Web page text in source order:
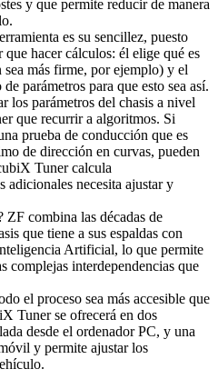
y que permite reducir de manera
es su sencillez, puesto
hacer cálculos: él elige qué es
más firme, por ejemplo) y el
parámetros para que esto sea así.
los parámetros del chasis a nivel
que recurrir a algoritmos. Si
prueba de conducción que es
de dirección en curvas, pueden
Tuner calcula
adicionales necesita ajustar y
ZF combina las décadas de
que tiene a sus espaldas con
Artificial, lo que permite
complejas interdependencias que
el proceso sea más accesible que
Tuner se ofrecerá en dos
desde el ordenador PC, y una
y permite ajustar los